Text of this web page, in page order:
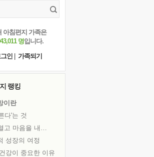
아침편지 가족은
명입니다.
인
가족되기
랭킹
이란
다'는 것
귀를 열고 마음을 내어주고
성장의 여정
강이 중요한 이유